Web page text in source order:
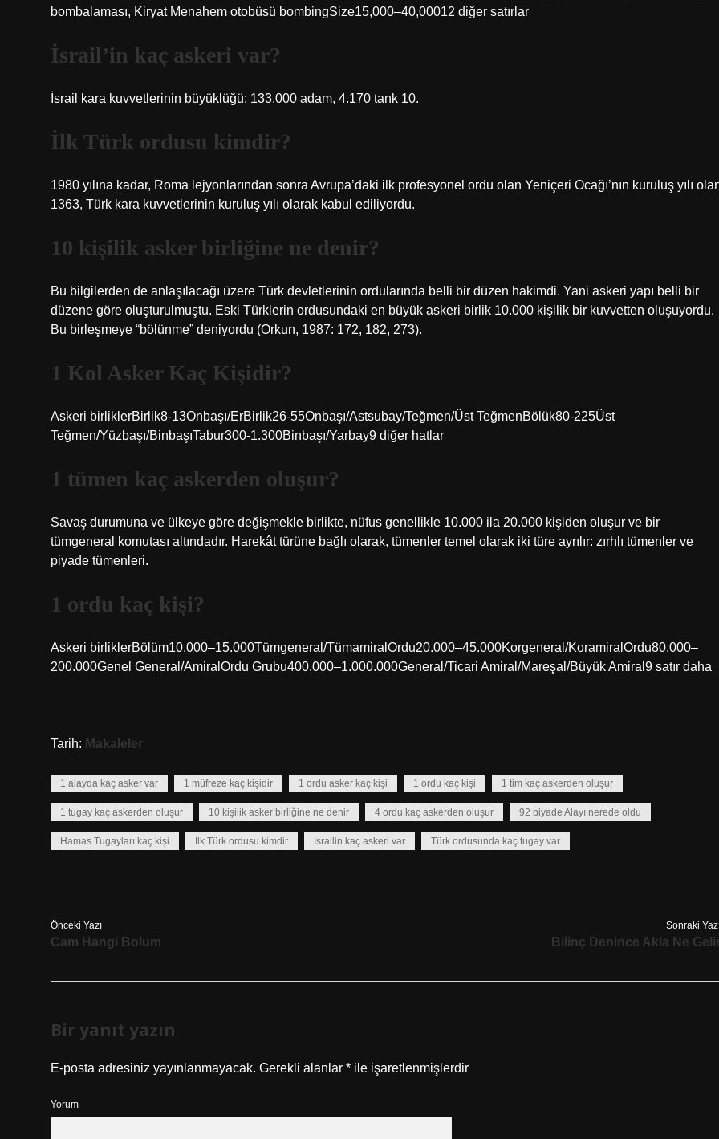
bombalaması, Kiryat Menahem otobüsü bombingSize15,000–40,00012 diğer satırlar
İsrail’in kaç askeri var?
İsrail kara kuvvetlerinin büyüklüğü: 133.000 adam, 4.170 tank 10.
İlk Türk ordusu kimdir?
1980 yılına kadar, Roma lejyonlarından sonra Avrupa’daki ilk profesyonel ordu olan Yeniçeri Ocağı’nın kuruluş yılı
1363, Türk kara kuvvetlerinin kuruluş yılı olarak kabul ediliyordu.
10 kişilik asker birliğine ne denir?
Bu bilgilerden de anlaşılacağı üzere Türk devletlerinin ordularında belli bir düzen hakimdi. Yani askeri yapı belli bir
düzene göre oluşturulmuştu. Eski Türklerin ordusundaki en büyük askeri birlik 10.000 kişilik bir kuvvetten oluşuyordu.
Bu birleşmeye “bölünme” deniyordu (Orkun, 1987: 172, 182, 273).
1 Kol Asker Kaç Kişidir?
Askeri birliklerBirlik8-13Onbaşı/ErBirlik26-55Onbaşı/Astsubay/Teğmen/Üst TeğmenBölük80-225Üst
Teğmen/Yüzbaşı/BinbaşıTabur300-1.300Binbaşı/Yarbay9 diğer hatlar
1 tümen kaç askerden oluşur?
Savaş durumuna ve ülkeye göre değişmekle birlikte, nüfus genellikle 10.000 ila 20.000 kişiden oluşur ve bir
tümgeneral komutası altındadır. Harekât türüne bağlı olarak, tümenler temel olarak iki türe ayrılır: zırhlı tümenler ve
piyade tümenleri.
1 ordu kaç kişi?
Askeri birliklerBölüm10.000–15.000Tümgeneral/TümamiralOrdu20.000–45.000Korgeneral/KoramiralOrdu80.000–
200.000Genel General/AmiralOrdu Grubu400.000–1.000.000General/Ticari Amiral/Mareşal/Büyük Amiral9 satır daha
Tarih: Makaleler
1 alayda kaç asker var 1 müfreze kaç kişidir 1 ordu asker kaç kişi 1 ordu kaç kişi 1 tim kaç askerden oluşur
1 tugay kaç askerden oluşur 10 kişilik asker birliğine ne denir 4 ordu kaç askerden oluşur 92 piyade Alayı nerede oldu
Hamas Tugayları kaç kişi İlk Türk ordusu kimdir İsrailin kaç askeri var Türk ordusunda kaç tugay var
Önceki Yazı
Cam Hangi Bolum
Sonraki
Bilinç Denince Akla Ne
Bir yanıt yazın
E-posta adresiniz yayınlanmayacak. Gerekli alanlar * ile işaretlenmişlerdir
Yorum